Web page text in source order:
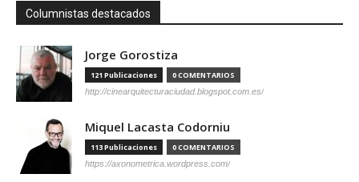
Columnistas destacados
Jorge Gorostiza
121 Publicaciones 0 COMENTARIOS
http://cinearquitecturaciudad.blogspot.com.es/
Miquel Lacasta Codorniu
113 Publicaciones 0 COMENTARIOS
https://axonometrica.wordpress.com/